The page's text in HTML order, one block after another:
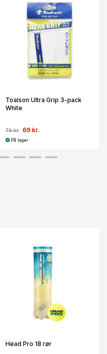
Toalson Ultra Grip 3-pack
White
79 kr. 69 kr.
På lager
Head Pro 18 rør